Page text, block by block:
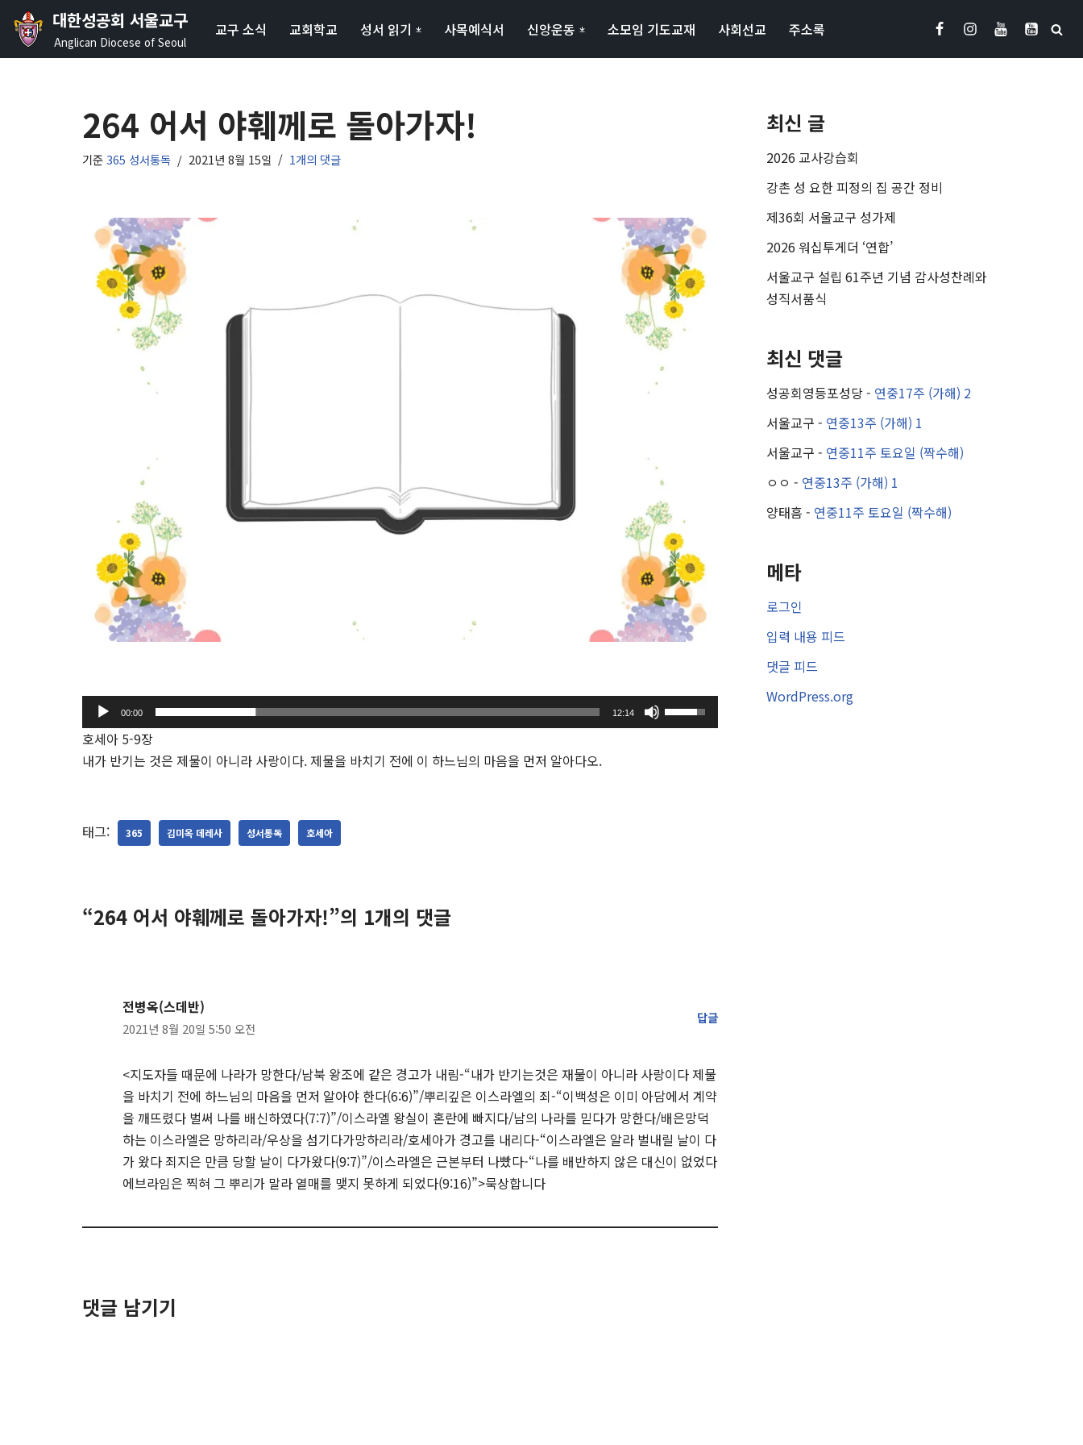
콘
대한성공회 서울교구
Anglican Diocese of Seoul
교구 소식 교회학교 성서 읽기 사목예식서 신앙운동 소모임 기도교재 사회선교 주소록
264 어서 야훼께로 돌아가자!
기준365 성서통독 2021년 8월 15일 1개의 댓글
디
오
플
어
00:00 12:14
볼
륨
키
를
사
용
하
.
호세아 5-9장
내가 반기는 것은 제물이 아니라 사랑이다. 제물을 바치기 전에 이 하느님의 마음을 먼저 알아다오.
태그: 365 김미옥 데레사 성서통독 호세아
“264 어서 야훼께로 돌아가자!”의 1개의 댓글
전병옥(스데반)
2021년 8월 20일 5:50 오전
답글
<지도자들 때문에 나라가 망한다/남북 왕조에 같은 경고가 내림-“내가 반기는것은 재물이 아니라 사랑이다 제물
을 바치기 전에 하느님의 마음을 먼저 알아야 한다(6:6)”/뿌리깊은 이스라엘의 죄-“이백성은 이미 아담에서 계약
을 깨뜨렸다 벌써 나를 배신하였다(7:7)”/이스라엘 왕실이 혼란에 빠지다/남의 나라를 믿다가 망한다/배은망덕
하는 이스라엘은 망하리라/우상을 섬기다가망하리라/호세아가 경고를 내리다-“이스라엘은 알라 벌내릴 날이 다
가 왔다 죄지은 만큼 당할 날이 다가왔다(9:7)”/이스라엘은 근본부터 나빴다-“나를 배반하지 않은 대신이 없었다
에브라임은 찍혀 그 뿌리가 말라 열매를 맺지 못하게 되었다(9:16)”>묵상합니다
댓글 남기기
최신 글
2026 교사강습회
강촌 성 요한 피정의 집 공간 정비
제36회 서울교구 성가제
2026 워십투게더 ‘연합’
서울교구 설립 61주년 기념 감사성찬례와
성직서품식
최신 댓글
성공회영등포성당- 연중17주 (가해) 2
서울교구 - 연중13주 (가해) 1
서울교구 - 연중11주 토요일 (짝수해)
ㅇㅇ - 연중13주 (가해) 1
양태흠 - 연중11주 토요일 (짝수해)
메타
로그인
입력 내용 피드
댓글 피드
WordPress.org